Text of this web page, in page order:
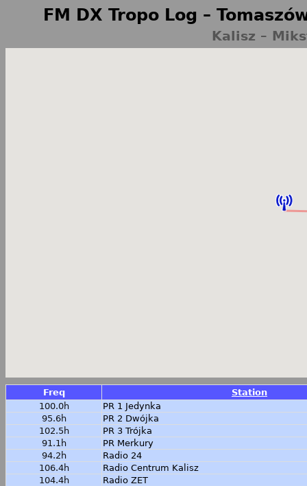
FM DX Tropo Log –
Kalisz –
Freq
Station
100.0h
PR 1 Jedynka
95.6h
PR 2 Dwójka
102.5h
PR 3 Trójka
91.1h
PR Merkury
94.2h
Radio 24
106.4h
Radio Centrum Kalisz
104.4h
Radio ZET